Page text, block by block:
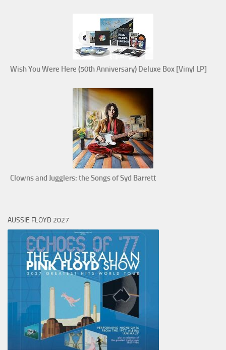
Wish You Were Here (50th Anniversary) Deluxe Box [Vinyl LP]
Clowns and Jugglers: the Songs of Syd Barrett
AUSSIE FLOYD 2027